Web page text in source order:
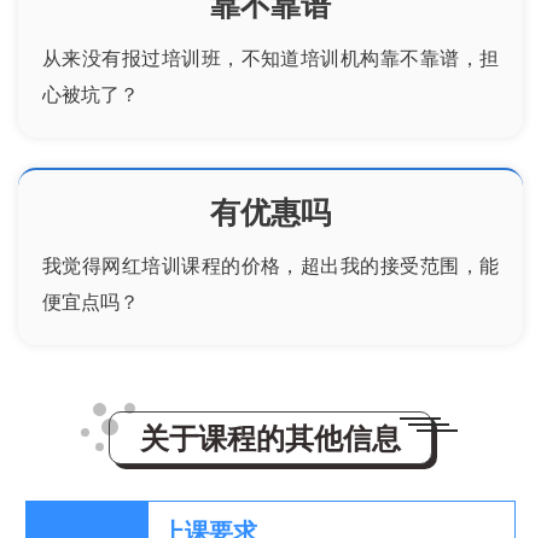
从来没有报过培训班，不知道培训机构靠不靠谱，担
心被坑了？
有优惠吗
我觉得网红培训课程的价格，超出我的接受范围，能
便宜点吗？
关于课程的其他信息
上课要求